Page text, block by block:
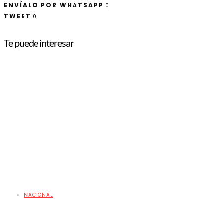
ENVÍALO POR WHATSAPP 0
TWEET 0
Te puede interesar
NACIONAL